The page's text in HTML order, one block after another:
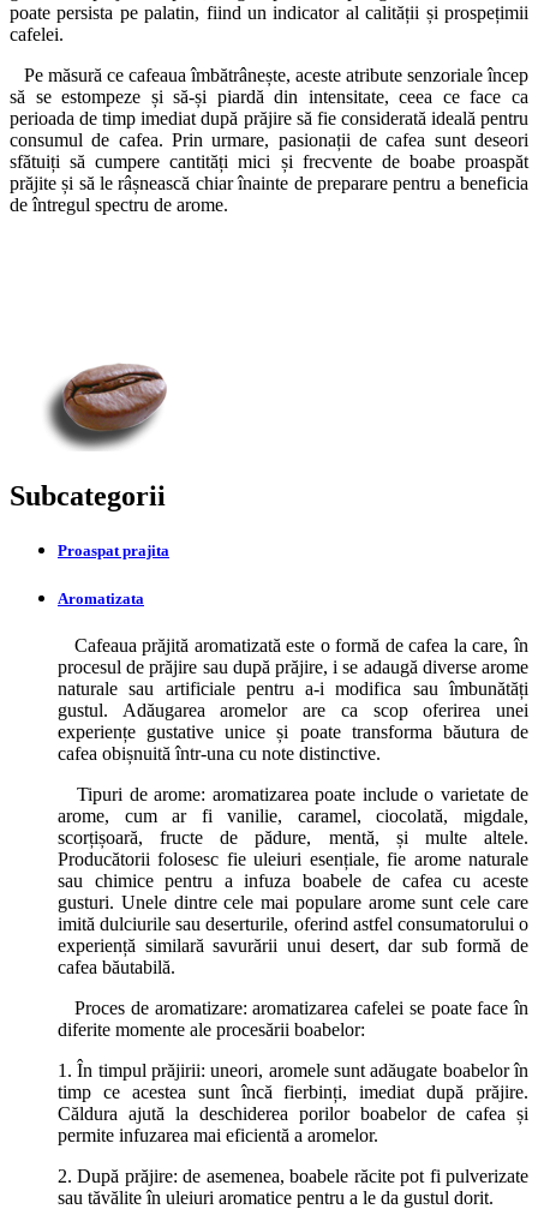
poate persista pe palatin, fiind un indicator al calității și prospețimii
cafelei.
Pe măsură ce cafeaua îmbătrânește, aceste atribute senzoriale încep
să se estompeze și să-și piardă din intensitate, ceea ce face ca
perioada de timp imediat după prăjire să fie considerată ideală pentru
consumul de cafea. Prin urmare, pasionații de cafea sunt deseori
sfătuiți să cumpere cantități mici și frecvente de boabe proaspăt
prăjite și să le râșnească chiar înainte de preparare pentru a beneficia
de întregul spectru de arome.
Subcategorii
Proaspat prajita
Aromatizata
Cafeaua prăjită aromatizată este o formă de cafea la care, în
procesul de prăjire sau după prăjire, i se adaugă diverse arome
naturale sau artificiale pentru a-i modifica sau îmbunătăți
gustul. Adăugarea aromelor are ca scop oferirea unei
experiențe gustative unice și poate transforma băutura de
cafea obișnuită într-una cu note distinctive.
Tipuri de arome: aromatizarea poate include o varietate de
arome, cum ar fi vanilie, caramel, ciocolată, migdale,
scorțișoară, fructe de pădure, mentă, și multe altele.
Producătorii folosesc fie uleiuri esențiale, fie arome naturale
sau chimice pentru a infuza boabele de cafea cu aceste
gusturi. Unele dintre cele mai populare arome sunt cele care
imită dulciurile sau deserturile, oferind astfel consumatorului o
experiență similară savurării unui desert, dar sub formă de
cafea băutabilă.
Proces de aromatizare: aromatizarea cafelei se poate face în
diferite momente ale procesării boabelor:
1. În timpul prăjirii: uneori, aromele sunt adăugate boabelor în
timp ce acestea sunt încă fierbinți, imediat după prăjire.
Căldura ajută la deschiderea porilor boabelor de cafea și
permite infuzarea mai eficientă a aromelor.
2. După prăjire: de asemenea, boabele răcite pot fi pulverizate
sau tăvălite în uleiuri aromatice pentru a le da gustul dorit.